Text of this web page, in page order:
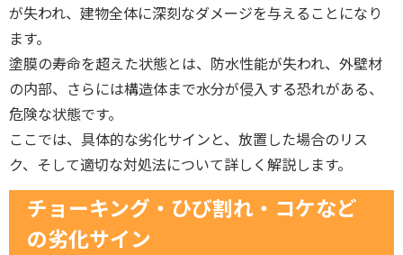
が失われ、建物全体に深刻なダメージを与えることになり
ます。
塗膜の寿命を超えた状態とは、防水性能が失われ、外壁材
の内部、さらには構造体まで水分が侵入する恐れがある、
危険な状態です。
ここでは、具体的な劣化サインと、放置した場合のリス
ク、そして適切な対処法について詳しく解説します。
チョーキング・ひび割れ・コケなど
の劣化サイン